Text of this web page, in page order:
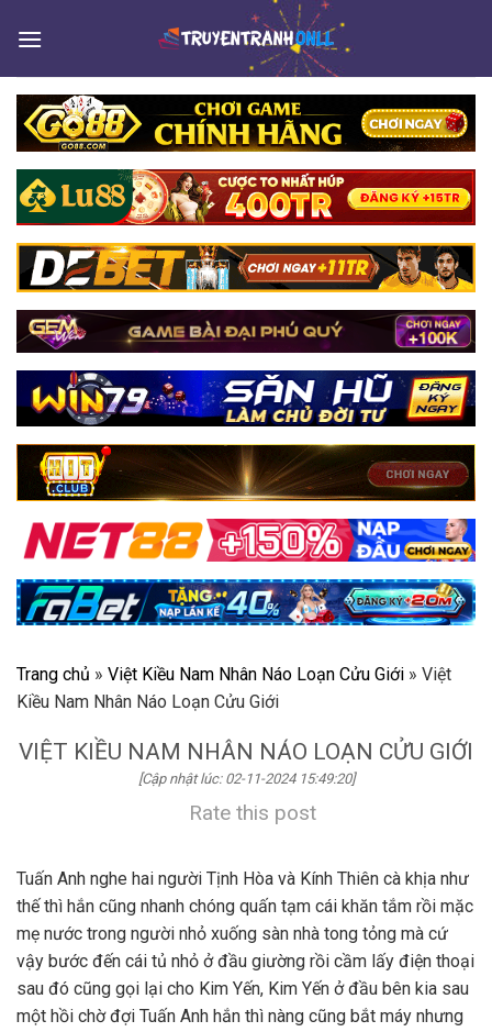
Trang chủ » Việt Kiều Nam Nhân Náo Loạn Cửu Giới » Việt
Kiều Nam Nhân Náo Loạn Cửu Giới
VIỆT KIỀU NAM NHÂN NÁO LOẠN CỬU GIỚI
[Cập nhật lúc: 02-11-2024 15:49:20]
Rate this post
Tuấn Anh nghe hai người Tịnh Hòa và Kính Thiên cà khịa như
thế thì hắn cũng nhanh chóng quấn tạm cái khăn tắm rồi mặc
mẹ nước trong người nhỏ xuống sàn nhà tong tỏng mà cứ
vậy bước đến cái tủ nhỏ ở đầu giường rồi cầm lấy điện thoại
sau đó cũng gọi lại cho Kim Yến, Kim Yến ở đầu bên kia sau
một hồi chờ đợi Tuấn Anh hắn thì nàng cũng bắt máy nhưng